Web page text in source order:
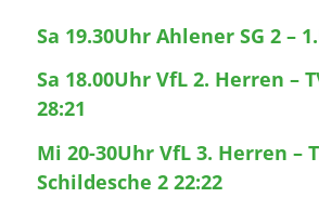
Sa 19.30Uhr Ahlener SG 2 –
Sa 18.00Uhr VfL 2. Herren –
28:21
Mi 20-30Uhr VfL 3. Herren –
Schildesche 2 22:22